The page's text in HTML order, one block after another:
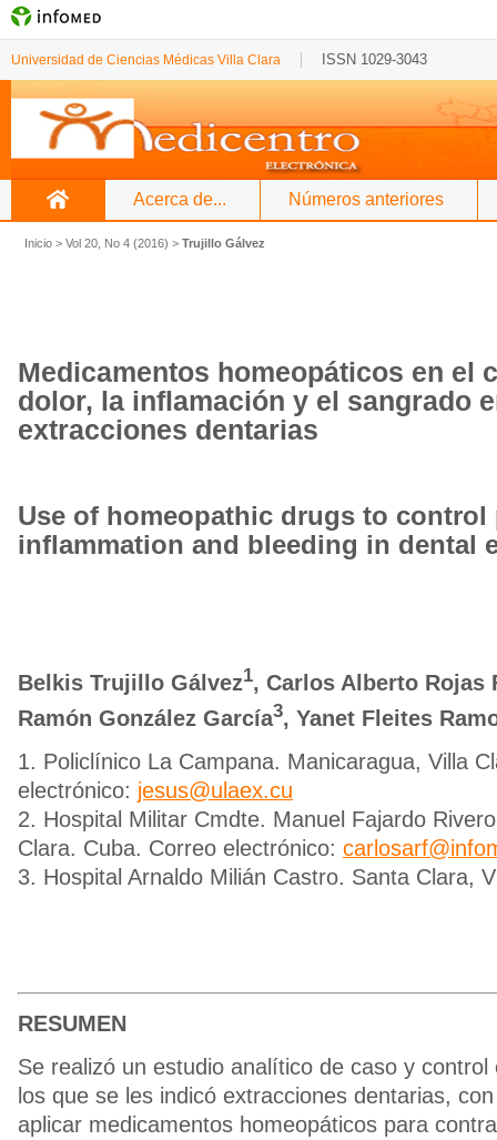
Universidad de Ciencias Médicas Villa Clara ISSN 1029-3043
Acerca de... Números anteriores
Inicio > Vol 20, No 4 (2016) > Trujillo Gálvez
Medicamentos homeopáticos en el
dolor, la inflamación y el sangrado
extracciones dentarias
Use of homeopathic drugs to control
inflammation and bleeding in dental
Belkis Trujillo Gálvez1, Carlos Alberto Rojas
Ramón González García3, Yanet Fleites
1. Policlínico La Campana. Manicaragua, Villa
electrónico: jesus@ulaex.cu
2. Hospital Militar Cmdte. Manuel Fajardo
Clara. Cuba. Correo electrónico:
3. Hospital Arnaldo Milián Castro. Santa Clara,
RESUMEN
Se realizó un estudio analítico de caso y control
los que se les indicó extracciones dentarias,
aplicar medicamentos homeopáticos para